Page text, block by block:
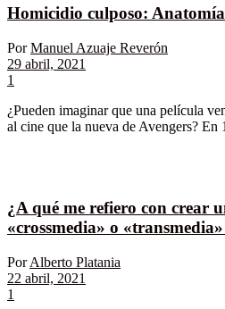
Homicidio culposo:
Por Manuel Azuaje Reverón
29 abril, 2021
1
¿Pueden imaginar que una película
al cine que la nueva de Avengers? En
¿A qué me refiero con crear
«crossmedia» o
Por Alberto Platania
22 abril, 2021
1